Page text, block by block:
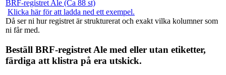
BRF-registret Ale (Ca 88 st)
Klicka här för att ladda ned ett exempel.
Då ser ni hur registret är strukturerat och exakt vilka kolumner som
ni får med.
Beställ BRF-registret Ale med eller utan etiketter,
färdiga att klistra på era utskick.